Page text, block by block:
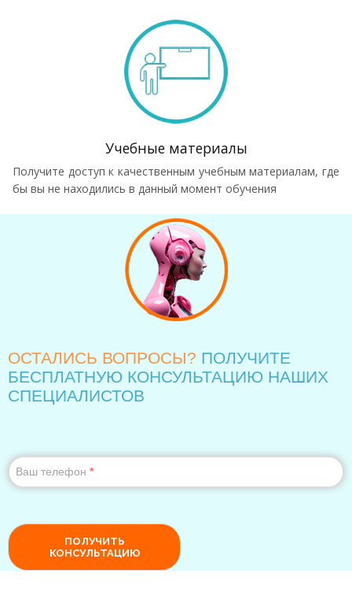
Учебные материалы
Получите доступ к качественным учебным материалам, где
бы вы не находились в данный момент обучения